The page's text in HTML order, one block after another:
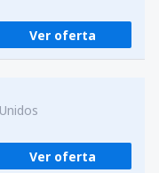
Ver oferta
Ver oferta